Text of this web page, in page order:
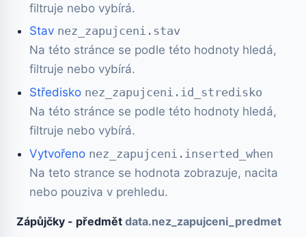
filtruje nebo vybírá.
Stav nez_zapujceni.stav
Na této stránce se podle této hodnoty hledá,
filtruje nebo vybírá.
Středisko nez_zapujceni.id_stredisko
Na této stránce se podle této hodnoty hledá,
filtruje nebo vybírá.
Vytvořeno nez_zapujceni.inserted_when
Na teto strance se hodnota zobrazuje, nacita
nebo pouziva v prehledu.
Zápůjčky - předmět data.nez_zapujceni_predmet